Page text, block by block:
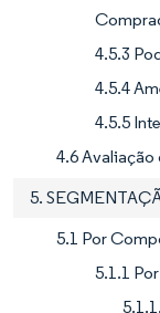
4.5.3
4.5.4
4.5.5
4.6
5.
5.1 Por
5.1.1